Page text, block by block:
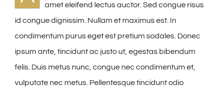
amet eleifend lectus auctor. Sed congue risus
id congue dignissim. Nullam et maximus est. In
condimentum purus eget est pretium sodales. Donec
ipsum ante, tincidunt ac justo ut, egestas bibendum
felis. Duis metus nunc, congue nec condimentum et,
vulputate nec metus. Pellentesque tincidunt odio